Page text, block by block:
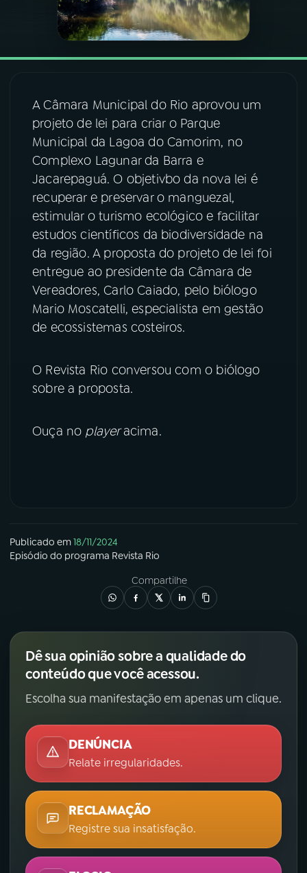
PODCASTS
07ÚLTIMAS
08 FESTIVAL DE MÚSICA
ACOMPANHE A RÁDIO NACIONAL
YouTube Facebook
Instagram X
TikTok
A Câmara Municipal do Rio aprovou um
projeto de lei para criar o Parque
Municipal da Lagoa do Camorim, no
Complexo Lagunar da Barra e
Jacarepaguá. O objetivbo da nova lei é
recuperar e preservar o manguezal,
estimular o turismo ecológico e facilitar
estudos científicos da biodiversidade na
da região. A proposta do projeto de lei foi
entregue ao presidente da Câmara de
Vereadores, Carlo Caiado, pelo biólogo
Mario Moscatelli, especialista em gestão
de ecossistemas costeiros.
O Revista Rio conversou com o biólogo
sobre a proposta.
Ouça no playeracima.
Publicado em18/11/2024
Episódio do programa Revista Rio
Compartilhe
Dê sua opinião sobre a qualidade do
conteúdo que você acessou.
Escolha sua manifestação em apenas um clique.
DENÚNCIA
Relate irregularidades.
RECLAMAÇÃO
Registre sua insatisfação.